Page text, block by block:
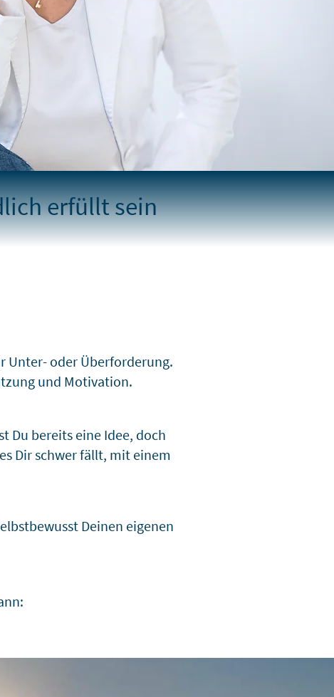
erfüllt sein
Unter- oder Überforderung.
und Motivation.
Du bereits eine Idee, doch
Dir schwer fällt, mit einem
Deinen eigenen